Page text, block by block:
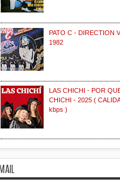
PATO C - DIRECTION
1982
LAS CHICHI - POR
CHICHI - 2025 (
kbps )